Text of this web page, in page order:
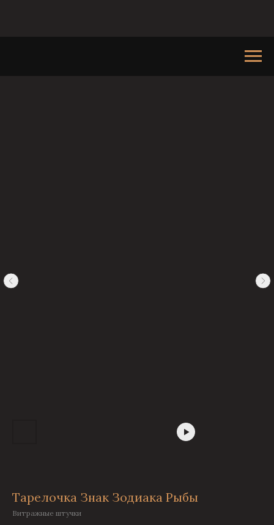
Тарелочка Знак Зодиака Рыбы
Витражные штучки